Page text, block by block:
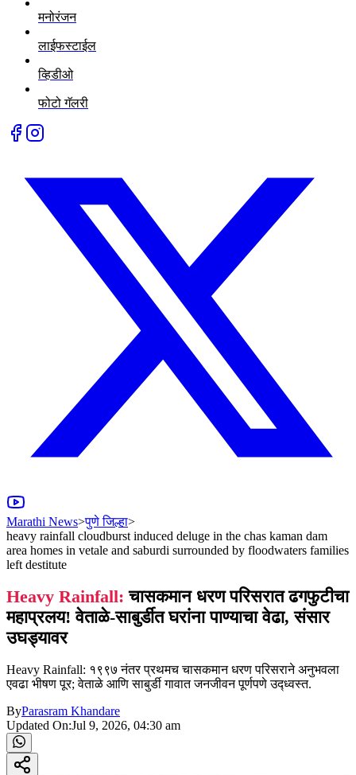
मनोरंजन
लाईफस्टाईल
व्हिडीओ
फोटो गॅलरी
Marathi News>पुणे जिल्हा>
heavy rainfall cloudburst induced deluge in the chas kaman dam
area homes in vetale and saburdi surrounded by floodwaters families
left destitute
Heavy Rainfall: चासकमान धरण परिसरात ढगफुटीचा
महाप्रलय! वेताळे-साबुर्डीत घरांना पाण्याचा वेढा, संसार
उघड्यावर
Heavy Rainfall: १९९७ नंतर प्रथमच चासकमान धरण परिसराने अनुभवला
एवढा भीषण पूर; वेताळे आणि साबुर्डी गावात जनजीवन पूर्णपणे उद्ध्वस्त.
ByParasram Khandare
Updated On:Jul 9, 2026, 04:30 am